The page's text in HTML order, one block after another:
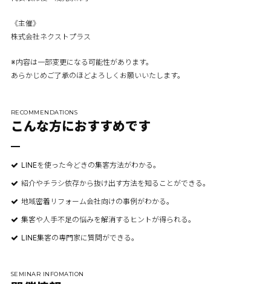
《主催》
株式会社ネクストプラス
※内容は一部変更になる可能性があります。
あらかじめご了承のほどよろしくお願いいたします。
RECOMMENDATIONS
こんな方におすすめです
LINEを使った今どきの集客方法がわかる。
紹介やチラシ依存から抜け出す方法を知ることができる。
地域密着リフォーム会社向けの事例がわかる。
集客や人手不足の悩みを解消するヒントが得られる。
LINE集客の専門家に質問ができる。
SEMINAR INFOMATION